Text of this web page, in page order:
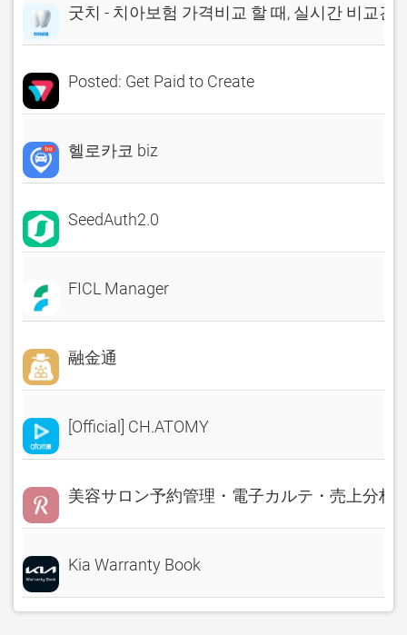
굿치 - 치아보험 가격비교 할 때, 실시간 비교견
Posted: Get Paid to Create
헬로카코 biz
SeedAuth2.0
FICL Manager
融金通
[Official] CH.ATOMY
美容サロン予約管理・電子カルテ・売上分析
Kia Warranty Book